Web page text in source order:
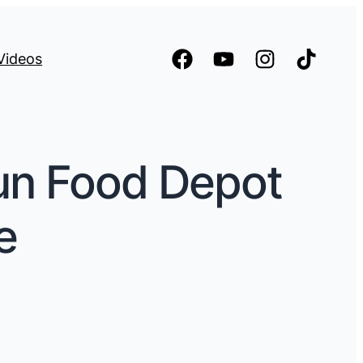
Food Depot